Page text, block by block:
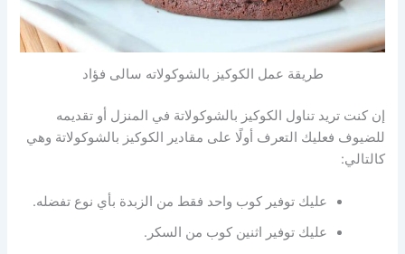
طريقة عمل الكوكيز بالشوكولاته سالى فؤاد
إن كنت تريد تناول الكوكيز بالشوكولاتة في المنزل أو تقديمه
للضيوف فعليك التعرف أولًا على مقادير الكوكيز بالشوكولاتة وهي
كالتالي:
عليك توفير كوب واحد فقط من الزبدة بأي نوع تفضله.
عليك توفير اثنين كوب من السكر.